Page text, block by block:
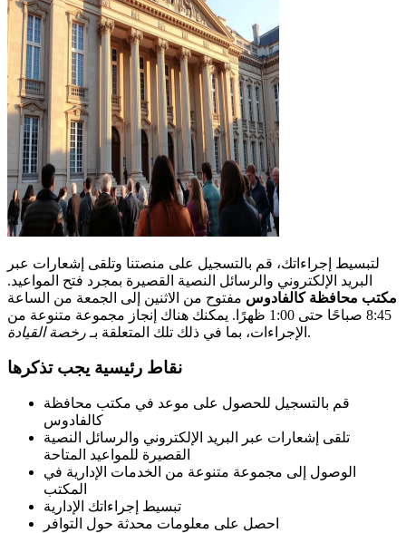
لتبسيط إجراءاتك، قم بالتسجيل على منصتنا وتلقى إشعارات عبر
البريد الإلكتروني والرسائل النصية القصيرة بمجرد فتح المواعيد.
مكتب محافظة كالفادوس مفتوح من الاثنين إلى الجمعة من الساعة
8:45 صباحًا حتى 1:00 ظهرًا. يمكنك هناك إنجاز مجموعة متنوعة من
الإجراءات، بما في ذلك تلك المتعلقة بـ رخصة القيادة .
نقاط رئيسية يجب تذكرها
قم بالتسجيل للحصول على موعد في مكتب محافظة
كالفادوس
تلقى إشعارات عبر البريد الإلكتروني والرسائل النصية
القصيرة للمواعيد المتاحة
الوصول إلى مجموعة متنوعة من الخدمات الإدارية في
المكتب
تبسيط إجراءاتك الإدارية
احصل على معلومات محدثة حول التوافر